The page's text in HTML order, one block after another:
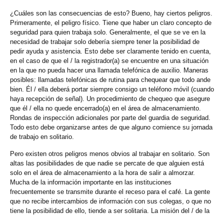
¿Cuáles son las consecuencias de esto? Bueno, hay ciertos peligros.
Primeramente, el peligro físico. Tiene que haber un claro concepto de
seguridad para quien trabaja solo. Generalmente, el que se ve en la
necesidad de trabajar solo debería siempre tener la posibilidad de
pedir ayuda y asistencia. Esto debe ser claramente tenido en cuenta,
en el caso de que el / la registrador(a) se encuentre en una situación
en la que no pueda hacer una llamada telefónica de auxilio. Maneras
posibles: llamadas telefónicas de rutina para chequear que todo ande
bien. Él / ella deberá portar siempre consigo un teléfono móvil (cuando
haya recepción de señal). Un procedimiento de chequeo que asegure
que él / ella no quede encerrado(a) en el área de almacenamiento.
Rondas de inspección adicionales por parte del guardia de seguridad.
Todo esto debe organizarse antes de que alguno comience su jornada
de trabajo en solitario.
Pero existen otros peligros menos obvios al trabajar en solitario. Son
altas las posibilidades de que nadie se percate de que alguien está
solo en el área de almacenamiento a la hora de salir a almorzar.
Mucha de la información importante en las instituciones
frecuentemente se transmite durante el receso para el café. La gente
que no recibe intercambios de información con sus colegas, o que no
tiene la posibilidad de ello, tiende a ser solitaria. La misión del / de la